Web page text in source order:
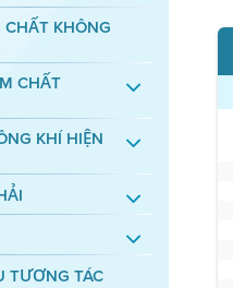
KHÔNG
CHẤT
KHÍ HIỆN
TƯƠNG TÁC